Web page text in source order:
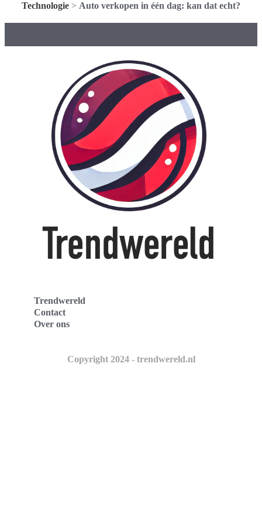
Technologie > Auto verkopen in één dag: kan dat echt?
Trendwereld
Contact
Over ons
Copyright 2024 - trendwereld.nl